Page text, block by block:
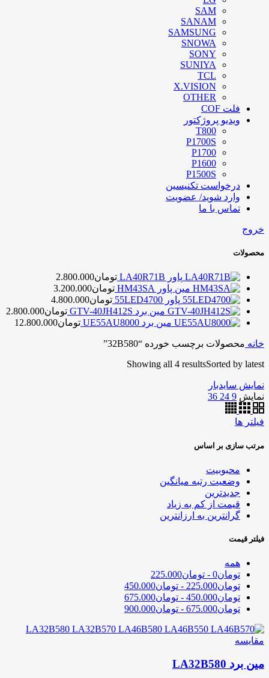
SAM
SANAM
SAMSUNG
SNOWA
SONY
SUNIYA
TCL
X.VISION
OTHER
فلت COF
ویدیو پروژکتور
T800
P1700S
P1700
P1600
P1500S
درخواست تکنیسین
وارد شوید/ عضویت
تماس با ما
خروج
محصولات
پاور LA40R71B تومان2.800.000
مین پاور HM43SA
تومان3.200.000
پاور 55LED4700
تومان4.800.000
مین برد GTV-40JH412S
تومان2.800.000
مین برد UE55AU8000
تومان12.800.000
خانه محصولات برچسب خورده “32B580”
Showing all 4 resultsSorted by latest
نمایش سایدبار
نمایش 9
24
36
فیلتر ها
مرتب سازی بر اساس
محبوبیت
وضعیت رتبه میانگین
جدیدترین
قیمت از کم به زیاد
گرانترین به ارزانترین
فیلتر قیمت
همه
تومان0
- تومان225.000
تومان225.000
- تومان450.000
تومان450.000
- تومان675.000
تومان675.000
- تومان900.000
مقایسه
مین برد LA32B580